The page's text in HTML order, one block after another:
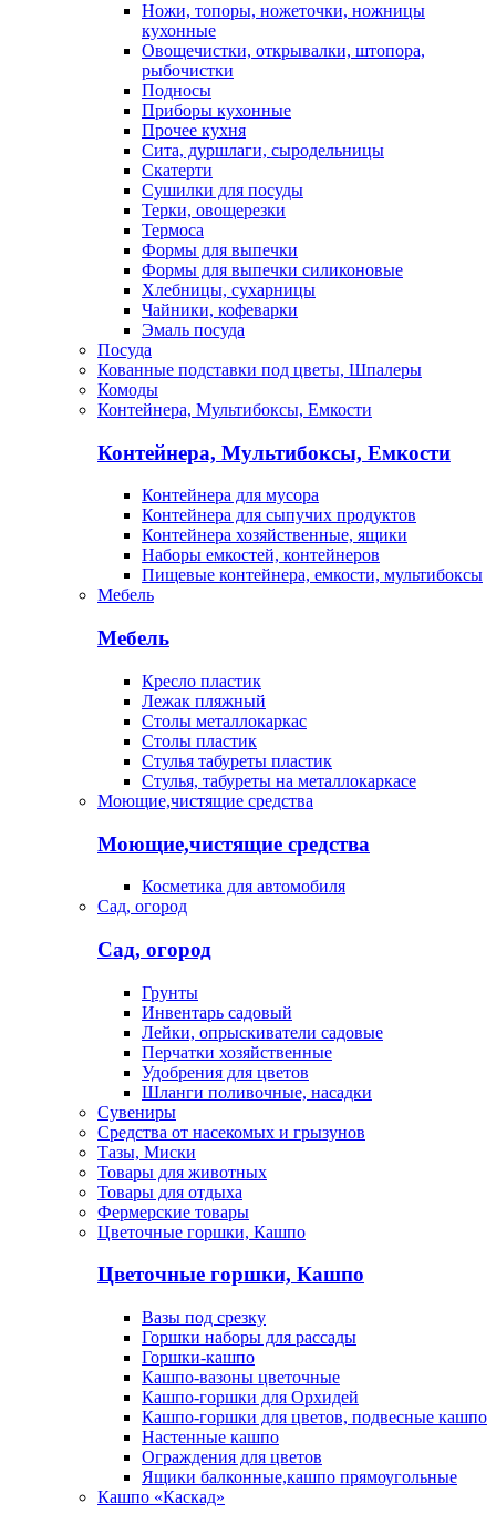
Ножи, топоры, ножеточки, ножницы
кухонные
Овощечистки, открывалки, штопора,
рыбочистки
Подносы
Приборы кухонные
Прочее кухня
Сита, дуршлаги, сыродельницы
Скатерти
Сушилки для посуды
Терки, овощерезки
Термоса
Формы для выпечки
Формы для выпечки силиконовые
Хлебницы, сухарницы
Чайники, кофеварки
Эмаль посуда
Посуда
Кованные подставки под цветы, Шпалеры
Комоды
Контейнера, Мультибоксы, Емкости
Контейнера, Мультибоксы, Емкости
Контейнера для мусора
Контейнера для сыпучих продуктов
Контейнера хозяйственные, ящики
Наборы емкостей, контейнеров
Пищевые контейнера, емкости, мультибоксы
Мебель
Мебель
Кресло пластик
Лежак пляжный
Столы металлокаркас
Столы пластик
Стулья табуреты пластик
Стулья, табуреты на металлокаркасе
Моющие,чистящие средства
Моющие,чистящие средства
Косметика для автомобиля
Сад, огород
Сад, огород
Грунты
Инвентарь садовый
Лейки, опрыскиватели садовые
Перчатки хозяйственные
Удобрения для цветов
Шланги поливочные, насадки
Сувениры
Средства от насекомых и грызунов
Тазы, Миски
Товары для животных
Товары для отдыха
Фермерские товары
Цветочные горшки, Кашпо
Цветочные горшки, Кашпо
Вазы под срезку
Горшки наборы для рассады
Горшки-кашпо
Кашпо-вазоны цветочные
Кашпо-горшки для Орхидей
Кашпо-горшки для цветов, подвесные кашпо
Настенные кашпо
Ограждения для цветов
Ящики балконные,кашпо прямоугольные
Кашпо «Каскад»